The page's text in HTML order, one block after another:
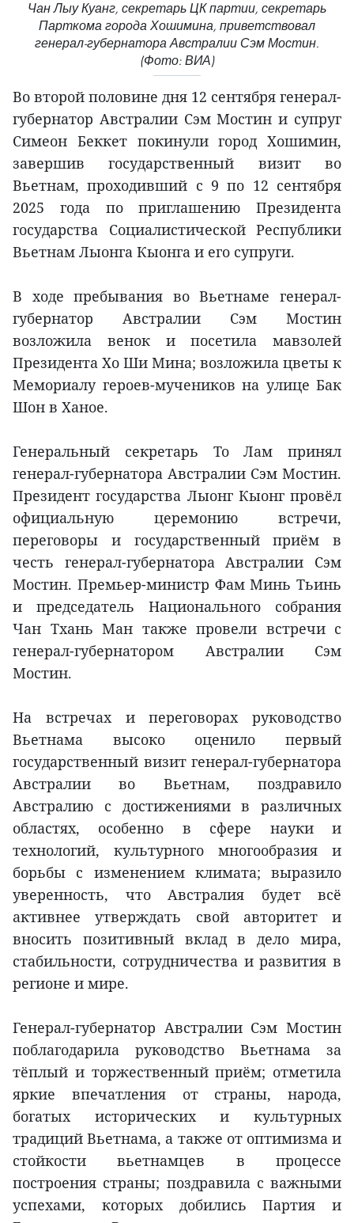
Чан Лыу Куанг, секретарь ЦК партии, секретарь
Парткома города Хошимина, приветствовал
генерал-губернатора Австралии Сэм Мостин.
(Фото: ВИА)
Во второй половине дня 12 сентября генерал-
губернатор Австралии Сэм Мостин и супруг
Симеон Беккет покинули город Хошимин,
завершив государственный визит во
Вьетнам, проходивший с 9 по 12 сентября
2025 года по приглашению Президента
государства Социалистической Республики
Вьетнам Лыонга Кыонга и его супруги.
В ходе пребывания во Вьетнаме генерал-
губернатор Австралии Сэм Мостин
возложила венок и посетила мавзолей
Президента Хо Ши Мина; возложила цветы к
Мемориалу героев-мучеников на улице Бак
Шон в Ханое.
Генеральный секретарь То Лам принял
генерал-губернатора Австралии Сэм Мостин.
Президент государства Лыонг Кыонг провёл
официальную церемонию встречи,
переговоры и государственный приём в
честь генерал-губернатора Австралии Сэм
Мостин. Премьер-министр Фам Минь Тьинь
и председатель Национального собрания
Чан Тхань Ман также провели встречи с
генерал-губернатором Австралии Сэм
Мостин.
На встречах и переговорах руководство
Вьетнама высоко оценило первый
государственный визит генерал-губернатора
Австралии во Вьетнам, поздравило
Австралию с достижениями в различных
областях, особенно в сфере науки и
технологий, культурного многообразия и
борьбы с изменением климата; выразило
уверенность, что Австралия будет всё
активнее утверждать свой авторитет и
вносить позитивный вклад в дело мира,
стабильности, сотрудничества и развития в
регионе и мире.
Генерал-губернатор Австралии Сэм Мостин
поблагодарила руководство Вьетнама за
тёплый и торжественный приём; отметила
яркие впечатления от страны, народа,
богатых исторических и культурных
традиций Вьетнама, а также от оптимизма и
стойкости вьетнамцев в процессе
построения страны; поздравила с важными
успехами, которых добились Партия и